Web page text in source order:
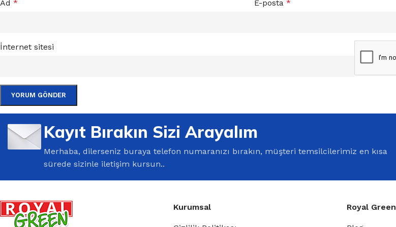
Ad * E-posta*
İnternet sitesi
Kayıt Bırakın Sizi Arayalım
Merhaba, dilerseniz buraya telefon numaranızı bırakın, müşteri temsilcilerimiz en kısa
sürede sizinle iletişim kursun..
Kurumsal Royal Green